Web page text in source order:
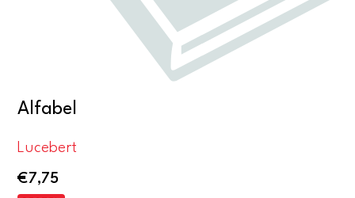
Alfabel
Lucebert
€7,75